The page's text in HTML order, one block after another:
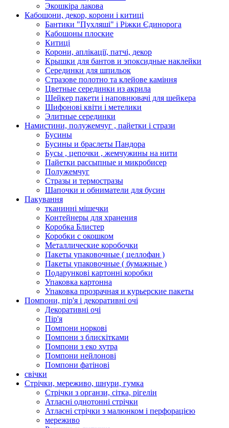
Экошкiра лакова
Кабошони, декор, корони і китиці
Бантики "Пухляші" і Ріжки Єдинорога
Кабошоны плоские
Китиці
Корони, аплікації, патчі, декор
Крышки для бантов и эпоксидные наклейки
Серединки для шпильок
Стразове полотно та клейове каміння
Цветные серединки из акрила
Шейкер пакети і наповнювачі для шейкера
Шифонові квіти і метелики
Элитные серединки
Намистини, полужемчуг , пайетки і стрази
Бусины
Бусины и браслеты Пандора
Бусы , цепочки , жемчужины на нити
Пайетки рассыпные и микробисер
Полужемчуг
Стразы и термостразы
Шапочки и обниматели для бусин
Пакування
тканинні мішечки
Контейнеры для хранения
Коробка Блистер
Коробки с окошком
Металлические коробочки
Пакеты упаковочные ( целлофан )
Пакеты упаковочные ( бумажные )
Подарункові картонні коробки
Упаковка картонна
Упаковка прозрачная и курьерские пакеты
Помпони, пір'я і декоративні очі
Декоративні очі
Пір'я
Помпони норкові
Помпони з блискітками
Помпони з еко хутра
Помпони нейлонові
Помпони фатінові
свічки
Стрічки, мереживо, шнури, гумка
Стрічки з органзи, сітка, рігелін
Атласні однотонні стрічки
Атласні стрічки з малюнком і перфорацією
мереживо